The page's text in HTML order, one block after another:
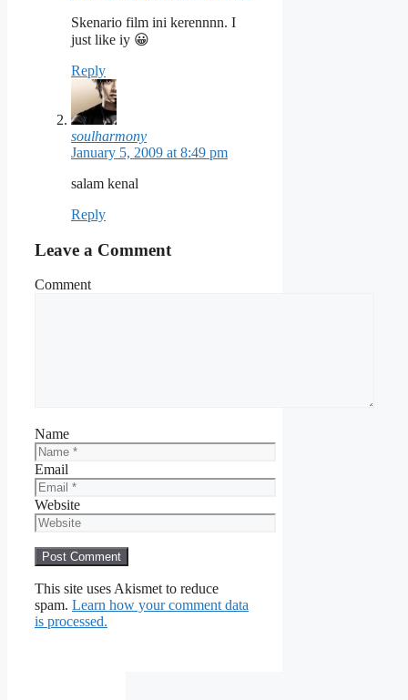
Skenario film ini kerennnn. I
just like iy 😀
Reply
soulharmony
January 5, 2009 at 8:49 pm
salam kenal
Reply
Leave a Comment
Comment
Name
Email
Website
This site uses Akismet to reduce
spam. Learn how your comment data
is processed.